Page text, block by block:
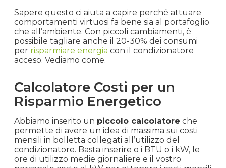
Sapere questo ci aiuta a capire perché attuare
comportamenti virtuosi fa bene sia al portafoglio
che all’ambiente. Con piccoli cambiamenti, è
possibile tagliare anche il 20-30% dei consumi
per risparmiare energia con il condizionatore
acceso. Vediamo come.
Calcolatore Costi per un
Risparmio Energetico
Abbiamo inserito un piccolo calcolatore che
permette di avere un idea di massima sui costi
mensili in bolletta collegati all’utilizzo del
condizionatore. Basta inserire o i BTU o i kW, le
ore di utilizzo medie giornaliere e il vostro